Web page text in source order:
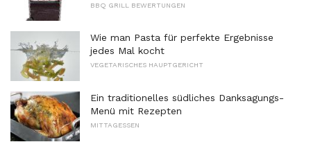
BBQ GRILL BEWERTUNGEN
Wie man Pasta für perfekte Ergebnisse
jedes Mal kocht
VEGETARISCHES HAUPTGERICHT
Ein traditionelles südliches Danksagungs-
Menü mit Rezepten
MITTAGESSEN